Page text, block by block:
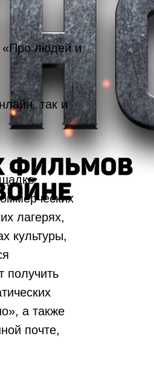
«Про людей и
так и
лагерях,
культуры,
получить
а также
почте,